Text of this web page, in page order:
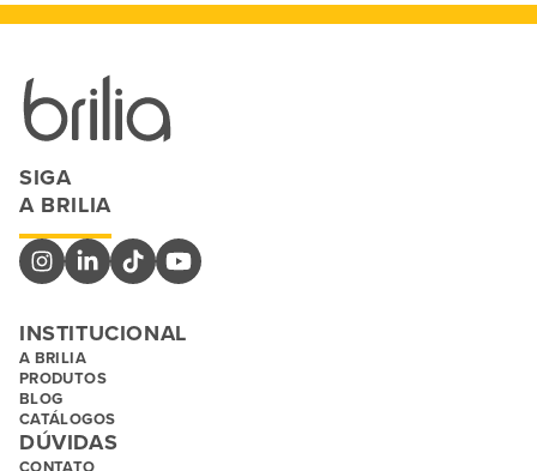
SIGA
A BRILIA
INSTITUCIONAL
A BRILIA
PRODUTOS
BLOG
CATÁLOGOS
DÚVIDAS
CONTATO